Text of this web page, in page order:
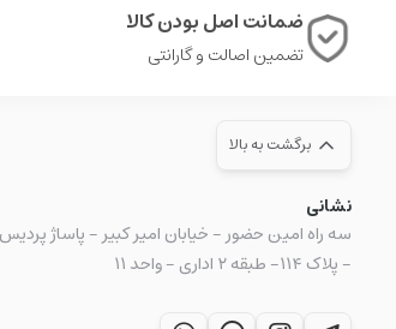
نشانی
- پلاک ۱۱۴- طبقه ۲ اداری - واحد ۱۱